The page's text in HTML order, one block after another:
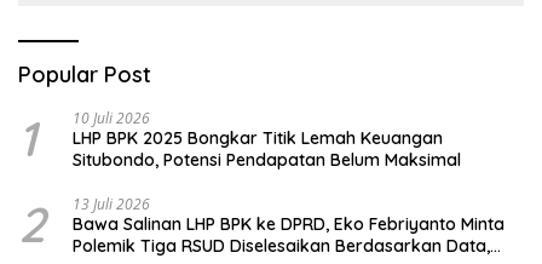
Popular Post
1 10 Juli 2026
LHP BPK 2025 Bongkar Titik Lemah Keuangan
Situbondo, Potensi Pendapatan Belum Maksimal
2 13 Juli 2026
Bawa Salinan LHP BPK ke DPRD, Eko Febriyanto Minta
Polemik Tiga RSUD Diselesaikan Berdasarkan Data,